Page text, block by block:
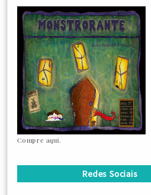
Compre aqui.
Redes Sociais